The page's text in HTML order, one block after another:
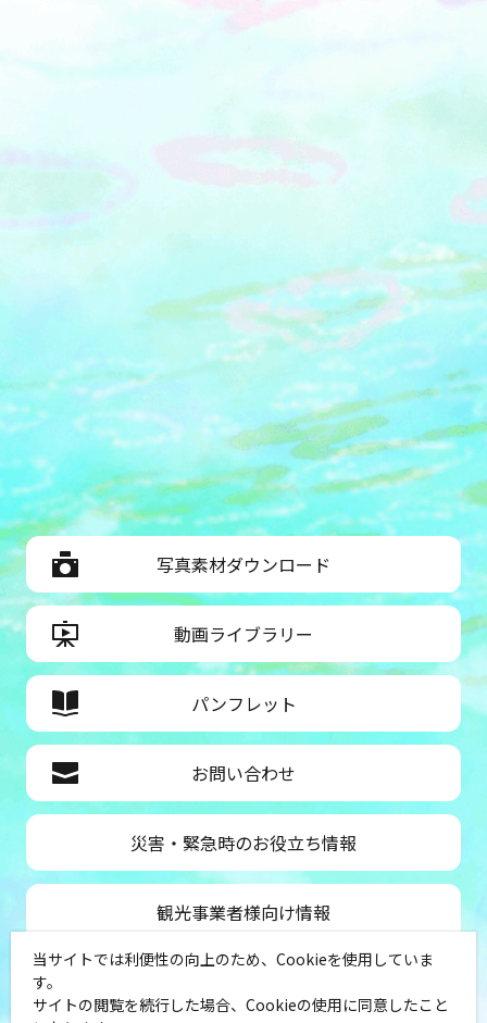
写真素材ダウンロード
動画ライブラリー
パンフレット
お問い合わせ
災害・緊急時のお役立ち情報
観光事業者様向け情報
公益社団法人神奈川県観光協会
〒231-8521
当サイトでは利便性の向上のため、Cookieを使用していま
す。
サイトの閲覧を続行した場合、Cookieの使用に同意したこと